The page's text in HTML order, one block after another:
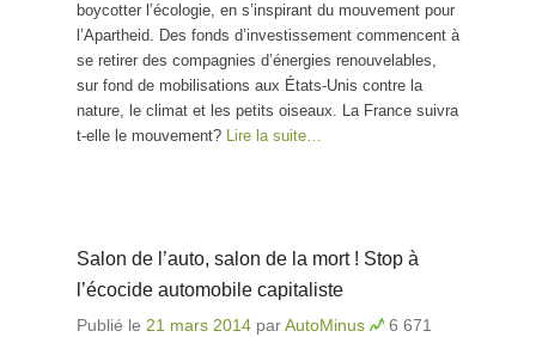
boycotter l’écologie, en s’inspirant du mouvement pour
l’Apartheid. Des fonds d’investissement commencent à
se retirer des compagnies d’énergies renouvelables,
sur fond de mobilisations aux États-Unis contre la
nature, le climat et les petits oiseaux. La France suivra
t-elle le mouvement? Lire la suite…
Salon de l’auto, salon de la mort ! Stop à
l’écocide automobile capitaliste
Publié le 21 mars 2014 parAutoMinus
6 671